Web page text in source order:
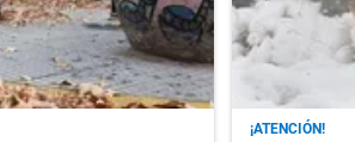
¡ATENCIÓN!